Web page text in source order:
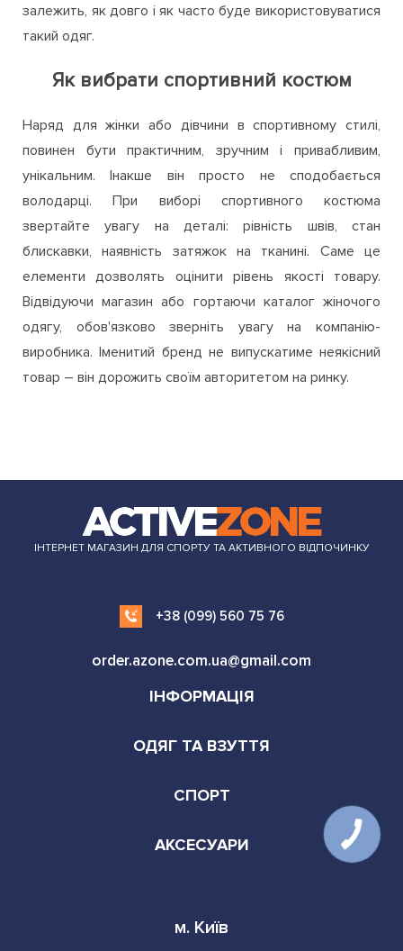
залежить, як довго і як часто буде використовуватися
такий одяг.
Як вибрати спортивний костюм
Наряд для жінки або дівчини в спортивному стилі,
повинен бути практичним, зручним і привабливим,
унікальним. Інакше він просто не сподобається
володарці. При виборі спортивного костюма
звертайте увагу на деталі: рівність швів, стан
блискавки, наявність затяжок на тканині. Саме це
елементи дозволять оцінити рівень якості товару.
Відвідуючи магазин або гортаючи каталог жіночого
одягу, обов'язково зверніть увагу на компанію-
виробника. Іменитий бренд не випускатиме неякісний
товар – він дорожить своїм авторитетом на ринку.
ІНТЕРНЕТ МАГАЗИН ДЛЯ СПОРТУ ТА АКТИВНОГО ВІДПОЧИНКУ
+38 (099) 560 75 76
order.azone.com.ua@gmail.com
ІНФОРМАЦІЯ
ОДЯГ ТА ВЗУТТЯ
СПОРТ
АКСЕСУАРИ
м. Київ